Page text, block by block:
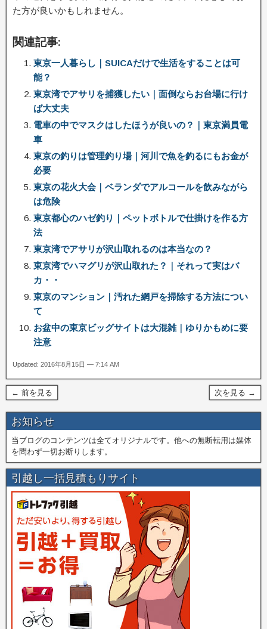
た方が良いかもしれません。
関連記事:
東京一人暮らし｜SUICAだけで生活をすることは可
能？
東京湾でアサリを捕獲したい｜面倒ならお台場に行け
ば大丈夫
電車の中でマスクはしたほうが良いの？｜東京満員電
車
東京の釣りは管理釣り場｜河川で魚を釣るにもお金が
必要
東京の花火大会｜ベランダでアルコールを飲みながら
は危険
東京都心のハゼ釣り｜ペットボトルで仕掛けを作る方
法
東京湾でアサリが沢山取れるのは本当なの？
東京湾でハマグリが沢山取れた？｜それって実はバ
カ・・
東京のマンション｜汚れた網戸を掃除する方法につい
て
お盆中の東京ビッグサイトは大混雑｜ゆりかもめに要
注意
Updated: 2016年8月15日 — 7:14 AM
← 前を見る 次を見る →
お知らせ
当ブログのコンテンツは全てオリジナルです。他への無断転用は媒体
を問わず一切お断りします。
引越し一括見積もりサイト